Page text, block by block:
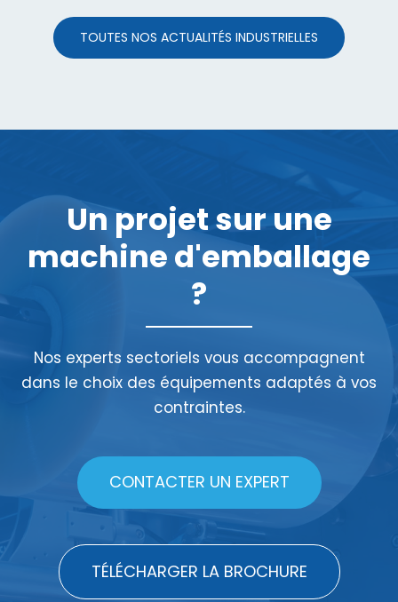
TOUTES NOS ACTUALITÉS INDUSTRIELLES
Un projet sur une
machine d'emballage
?
Nos experts sectoriels vous accompagnent
dans le choix des équipements adaptés à vos
contraintes.
CONTACTER UN EXPERT
TÉLÉCHARGER LA BROCHURE